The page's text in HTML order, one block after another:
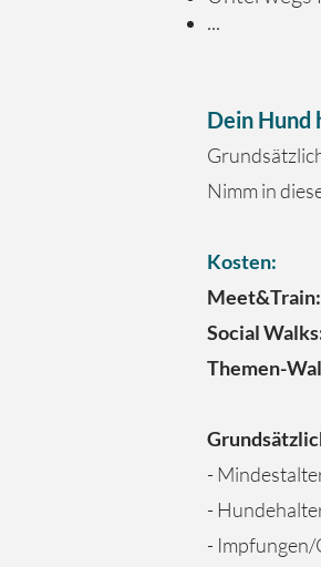
...
Dein Hund
Nimm in
Kosten:
Meet&Train:
Social
Themen-
-
-
-